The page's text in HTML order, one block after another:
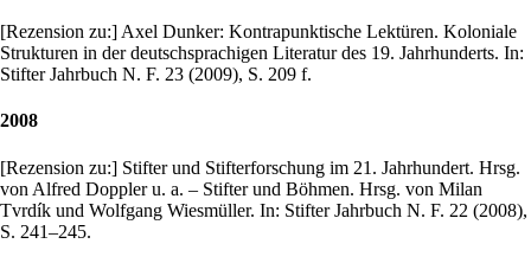
[Rezension zu:] Axel Dunker: Kontrapunktische Lektüren. Koloniale
Strukturen in der deutschsprachigen Literatur des 19. Jahrhunderts. In:
Stifter Jahrbuch N. F. 23 (2009), S. 209 f.
2008
[Rezension zu:] Stifter und Stifterforschung im 21. Jahrhundert. Hrsg.
von Alfred Doppler u. a. – Stifter und Böhmen. Hrsg. von Milan
Tvrdík und Wolfgang Wiesmüller. In: Stifter Jahrbuch N. F. 22 (2008),
S. 241–245.